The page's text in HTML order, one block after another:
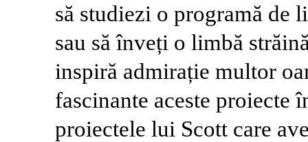
să studiezi o programă de
sau să înveți o limbă
inspiră admirație multor
fascinante aceste proiecte
proiectele lui Scott care